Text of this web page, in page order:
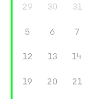
29 30 31
5 6 7
12 13 14
19 20 21